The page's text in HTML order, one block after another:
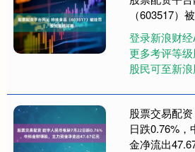
（603517）
登录新浪财
更多考评等
股民可至新
股票交易配
日跌0.76%
金净流出